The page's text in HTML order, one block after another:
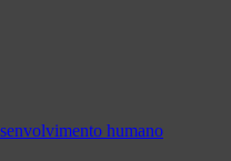
humano